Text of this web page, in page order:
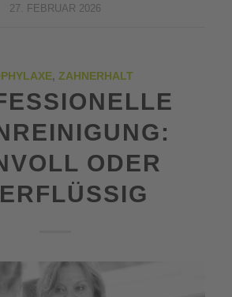
27. FEBRUAR 2026
, ZAHNERHALT
ODER